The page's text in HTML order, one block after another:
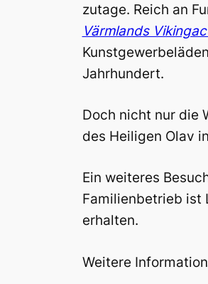
zutage. Reich an
Värmlands
Jahrhundert.
Doch nicht nur die
des Heiligen Olav
Ein weiteres
Familienbetrieb ist
erhalten.
Weitere